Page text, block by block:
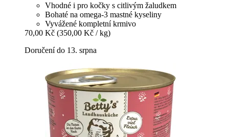
Vhodné i pro kočky s citlivým žaludkem
Bohaté na omega-3 mastné kyseliny
Vyvážené kompletní krmivo
70,00 Kč (350,00 Kč / kg)
Doručení do 13. srpna